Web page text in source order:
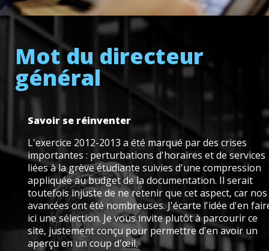
Mot du directeur
général
Savoir se réinventer
L'exercice 2012-2013 a été marqué par des crises
importantes : perturbations d'horaires et de services
liées à la grève étudiante suivies d'une compression
appliquée au budget de la documentation. Il serait
toutefois injuste de ne retenir que cet aspect, car nos
avancées ont été nombreuses. J'écarte l'idée d'en
ici une sélection. Je vous invite plutôt à parcourir ce
site, justement conçu pour permettre d'en avoir un
aperçu en un coup d'œil.